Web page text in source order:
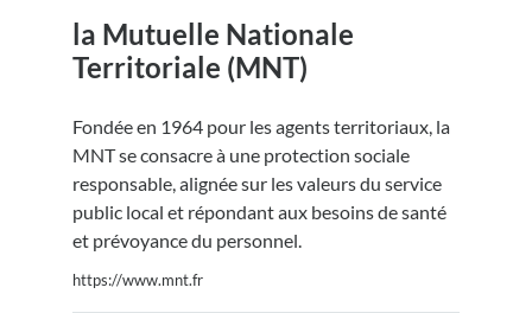
la Mutuelle Nationale
Territoriale (MNT)
Fondée en 1964 pour les agents territoriaux, la
MNT se consacre à une protection sociale
responsable, alignée sur les valeurs du service
public local et répondant aux besoins de santé
et prévoyance du personnel.
https://www.mnt.fr